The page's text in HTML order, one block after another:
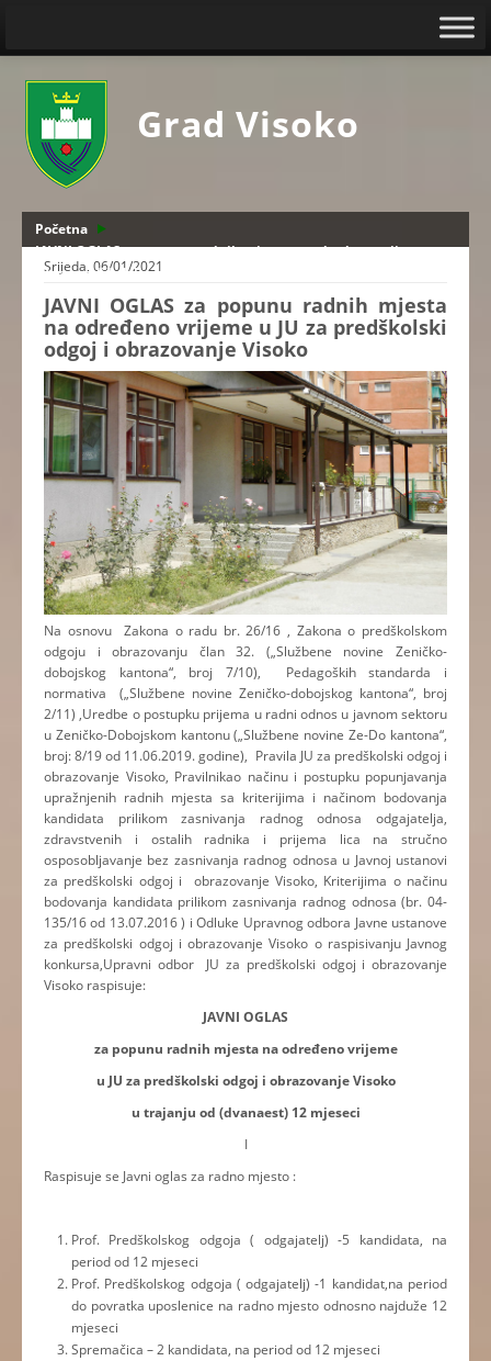
Grad Visoko
Početna
JAVNI OGLAS za popunu radnih mjesta na određeno vrijeme u
JU za predškolski odgoj i obrazovanje Visoko
Srijeda, 06/01/2021
JAVNI OGLAS za popunu radnih mjesta
na određeno vrijeme u JU za predškolski
odgoj i obrazovanje Visoko
Na osnovu Zakona o radu br. 26/16 , Zakona o predškolskom
odgoju i obrazovanju član 32. („Službene novine Zeničko-
dobojskog kantona“, broj 7/10), Pedagoških standarda i
normativa („Službene novine Zeničko-dobojskog kantona“, broj
2/11) ,Uredbe o postupku prijema u radni odnos u javnom sektoru
u Zeničko-Dobojskom kantonu („Službene novine Ze-Do kantona“,
broj: 8/19 od 11.06.2019. godine), Pravila JU za predškolski odgoj i
obrazovanje Visoko, Pravilnikao načinu i postupku popunjavanja
upražnjenih radnih mjesta sa kriterijima i načinom bodovanja
kandidata prilikom zasnivanja radnog odnosa odgajatelja,
zdravstvenih i ostalih radnika i prijema lica na stručno
osposobljavanje bez zasnivanja radnog odnosa u Javnoj ustanovi
za predškolski odgoj i obrazovanje Visoko, Kriterijima o načinu
bodovanja kandidata prilikom zasnivanja radnog odnosa (br. 04-
135/16 od 13.07.2016 ) i Odluke Upravnog odbora Javne ustanove
za predškolski odgoj i obrazovanje Visoko o raspisivanju Javnog
konkursa,Upravni odbor JU za predškolski odgoj i obrazovanje
Visoko raspisuje:
JAVNI OGLAS
za popunu radnih mjesta na određeno vrijeme
u JU za predškolski odgoj i obrazovanje Visoko
u trajanju od (dvanaest) 12 mjeseci
I
Raspisuje se Javni oglas za radno mjesto :
Prof. Predškolskog odgoja ( odgajatelj) -5 kandidata, na
period od 12 mjeseci
Prof. Predškolskog odgoja ( odgajatelj) -1 kandidat,na period
do povratka uposlenice na radno mjesto odnosno najduže 12
mjeseci
Spremačica – 2 kandidata, na period od 12 mjeseci